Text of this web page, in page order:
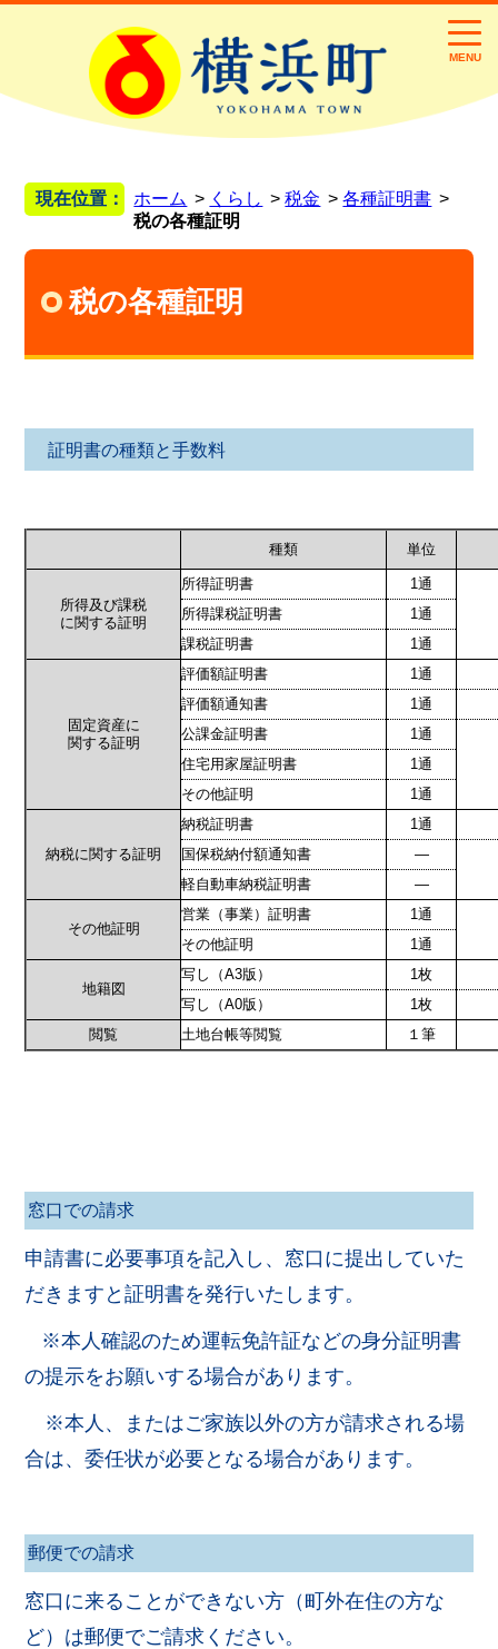
MENU
現在位置： ホーム くらし 税金
各種証明書
税の各種証明
税の各種証明
証明書の種類と手数料
種類 単位
所得及び課税
に関する証明
所得証明書
1通
所得課税証明書
1通
課税証明書
1通
固定資産に
関する証明
評価額証明書
1通
評価額通知書
1通
公課金証明書
1通
住宅用家屋証明書
1通
その他証明
1通
納税に関する証明
納税証明書
1通
国保税納付額通知書
―
軽自動車納税証明書
―
その他証明
営業（事業）証明書
1通
その他証明
1通
地籍図
写し（A3版）
1枚
写し（A0版）
1枚
閲覧
土地台帳等閲覧 １筆
窓口での請求
申請書に必要事項を記入し、窓口に提出していた
だきますと証明書を発行いたします。
※本人確認のため運転免許証などの身分証明書
の提示をお願いする場合があります。
※本人、またはご家族以外の方が請求される場
合は、委任状が必要となる場合があります。
郵便での請求
窓口に来ることができない方（町外在住の方な
ど）は郵便でご請求ください。